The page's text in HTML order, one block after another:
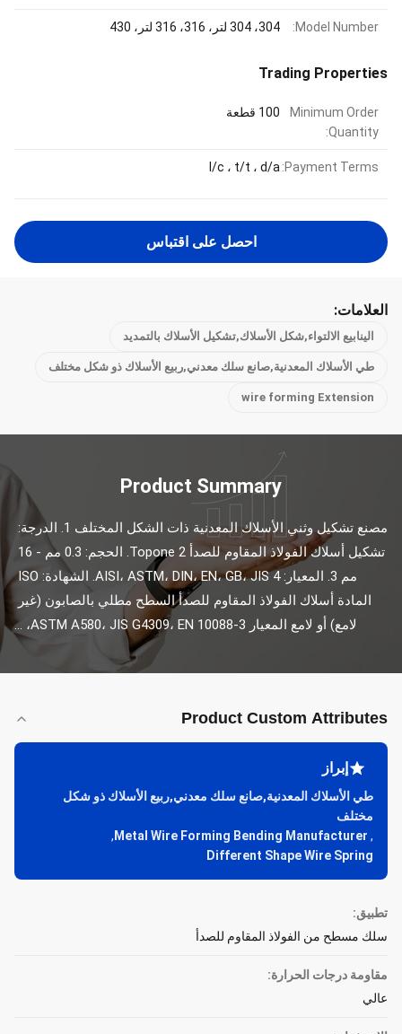
Model Number: 304، 304 لتر، 316، 316 لتر، 430
Trading Properties
Minimum Order
Quantity:
100 قطعة
Payment Terms: l/c ، t/t ، d/a
احصل على اقتباس
العلامات:
الينابيع الالتواء,شكل الأسلاك,تشكيل الأسلاك بالتمديد
طي الأسلاك المعدنية,صانع سلك معدني,ربيع الأسلاك ذو شكل مختلف
wire forming Extension
Product Summary
مم 3. المعيار: AISI، ASTM، DIN، EN، GB، JIS 4. الشهادة: ISO
لامع) أو لامع المعيار ASTM A580، JIS G4309، EN 10088-3، ...
Product Custom Attributes
إبراز
طي الأسلاك المعدنية,صانع سلك معدني,ربيع الأسلاك ذو شكل
مختلف
,
Metal Wire Forming Bending Manufacturer
,
Different Shape Wire Spring
تطبيق:
سلك مسطح من الفولاذ المقاوم للصدأ
مقاومة درجات الحرارة:
عالي